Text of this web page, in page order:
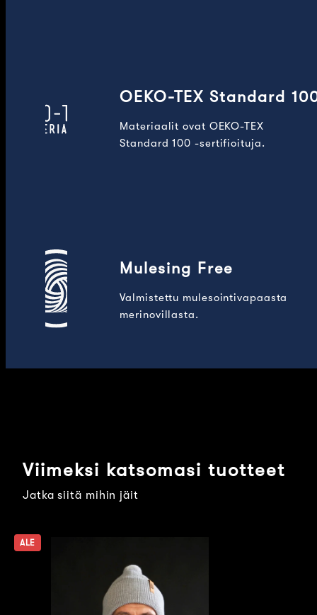
OEKO-TEX Standard
Materiaalit ovat OEKO-TEX
Standard 100 -sertifioituja.
Mulesing Free
Valmistettu mulesointivapaasta
merinovillasta.
Viimeksi katsomasi tuotteet
Jatka siitä mihin jäit
ALE